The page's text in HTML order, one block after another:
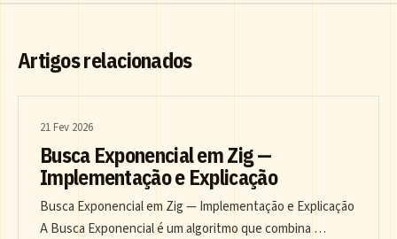
Artigos relacionados
21 Fev 2026
Busca Exponencial em Zig —
Implementação e Explicação
Busca Exponencial em Zig — Implementação e Explicação
A Busca Exponencial é um algoritmo que combina …